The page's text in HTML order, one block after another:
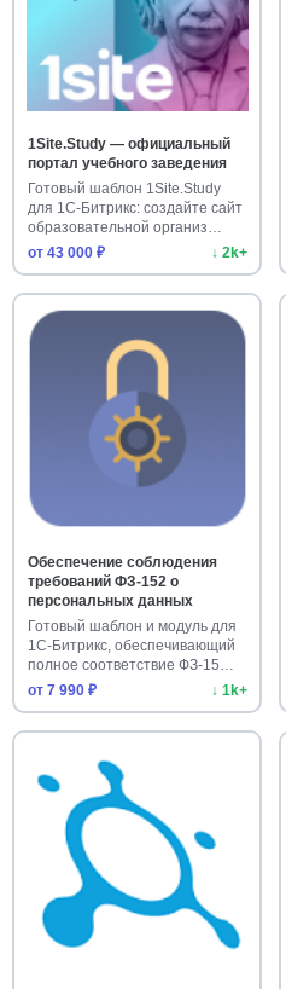
1Site.Study — официальный
портал учебного заведения
Готовый шаблон 1Site.Study
для 1С-Битрикс: создайте сайт
образовательной организ…
от 43 000 ₽
↓ 2k+
Обеспечение соблюдения
требований ФЗ-152 о
персональных данных
Готовый шаблон и модуль для
1С-Битрикс, обеспечивающий
полное соответствие ФЗ-15…
от 7 990 ₽
↓ 1k+